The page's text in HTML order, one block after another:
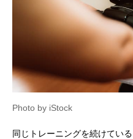
Photo by iStock
同じトレーニングを続けてい